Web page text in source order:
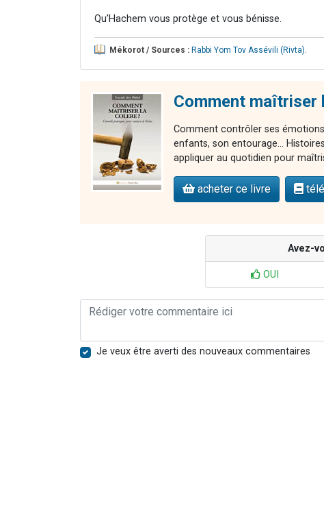
Qu’Hachem vous protège et vous bénisse.
Mékorot / Sources : Rabbi Yom Tov Assévili (Rivta)
Comment maîtriser
Comment contrôler ses
enfants, son entourage...
appliquer au quotidien pour
acheter ce livre
Avez-
OUI
Je veux être averti des nouveaux commentaires